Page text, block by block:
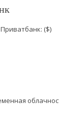
($)